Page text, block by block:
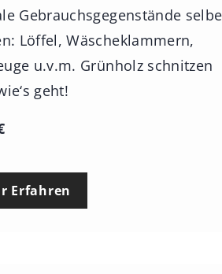
Gebrauchsgegenstände
Löffel, Wäscheklammern,
u.v.m. Grünholz schnitzen
geht!
Erfahren